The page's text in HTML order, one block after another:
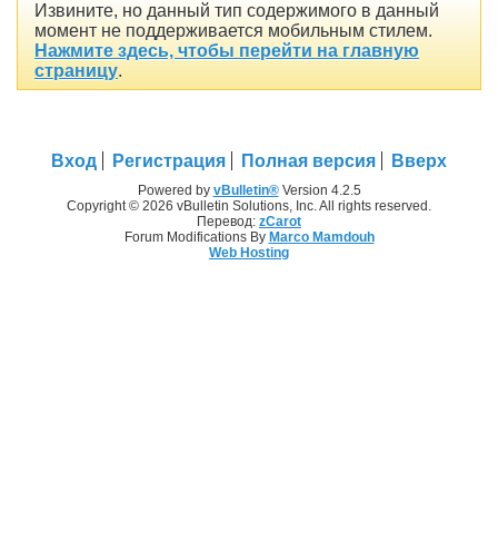
Извините, но данный тип содержимого в данный
момент не поддерживается мобильным стилем.
Нажмите здесь, чтобы перейти на главную
страницу.
Вход Регистрация Полная версия Вверх
Powered by vBulletin®Version 4.2.5
Copyright © 2026 vBulletin Solutions, Inc. All rights reserved.
Перевод: zCarot
Forum Modifications By Marco Mamdouh
Web Hosting